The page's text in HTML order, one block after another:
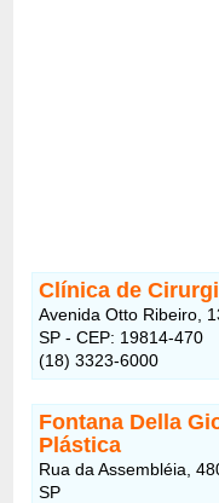
Clínica de
Avenida Otto Ribeiro,
SP - CEP: 19814-470
(18) 3323-6000
Fontana Della
Plástica
Rua da Assembléia,
SP